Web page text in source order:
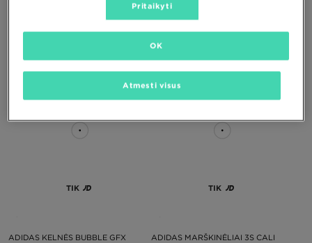
ADIDAS DŽEMPERIS SU GOBTUVU
BUBBLE GFX
50,00 €
TIK
ADIDAS KELNĖS BUBBLE GFX
TIK
ADIDAS MARŠKINĖLIAI 3S CALI
Pritaikyti
Atmesti visus
OK